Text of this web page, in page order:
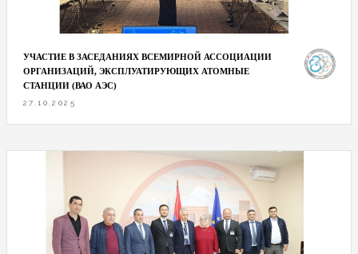
УЧАСТИЕ В ЗАСЕДАНИЯХ ВСЕМИРНОЙ АССОЦИАЦИИ
ОРГАНИЗАЦИЙ, ЭКСПЛУАТИРУЮЩИХ АТОМНЫЕ
СТАНЦИИ (ВАО АЭС)
27.10.2025